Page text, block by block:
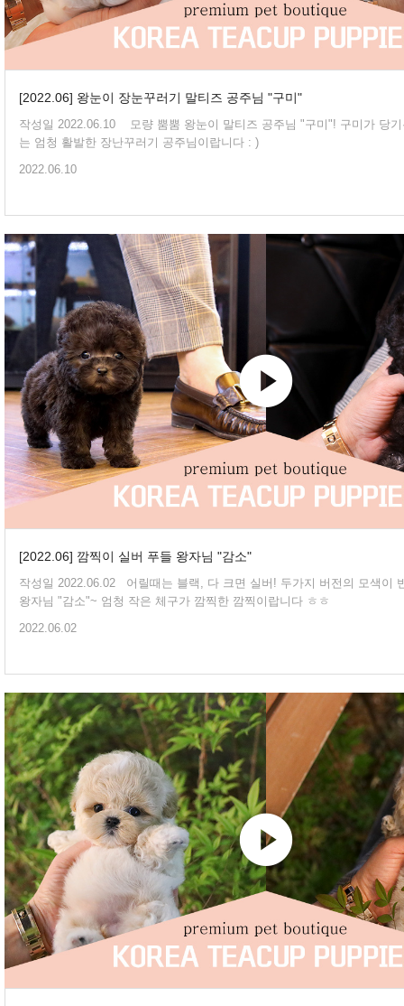
[2022.06] 왕눈이 장눈꾸러기 말티즈 공주님 "구미"
작성일 2022.06.10 모량 뿜뿜 왕눈이 말티즈 공주님 "구미"! 구미가 당기는 외모를 가진 구미
는 엄청 활발한 장난꾸러기 공주님이랍니다 : )
2022.06.10
[2022.06] 깜찍이 실버 푸들 왕자님 "감소"
작성일 2022.06.02 어릴때는 블랙, 다 크면 실버! 두가지 버전의 모색이 반전/특별한 실버 푸들
왕자님 "감소"~ 엄청 작은 체구가 깜찍한 깜찍이랍니다 ㅎㅎ
2022.06.02